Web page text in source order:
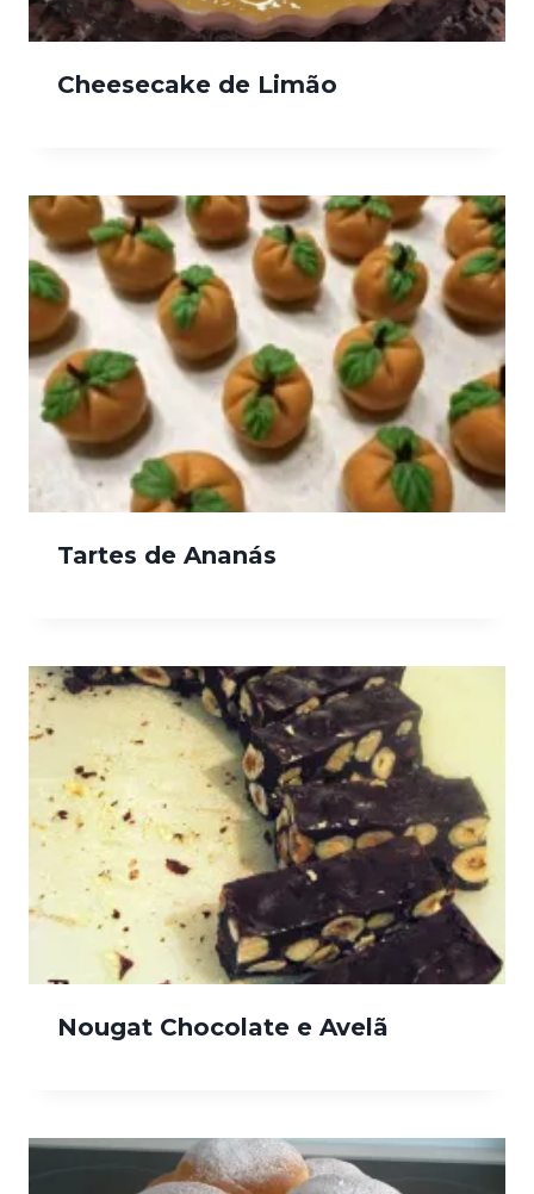
Cheesecake de Limão
Tartes de Ananás
Nougat Chocolate e Avelã